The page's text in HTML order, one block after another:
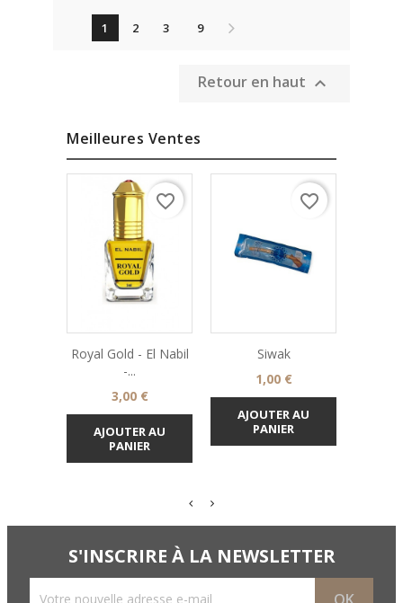
1 2 3 9
Retour en haut 
Meilleures Ventes
Royal Gold - El Nabil
-...
Prix
3,00 €
AJOUTER AU
PANIER
favorite_border
Siwak
Prix
1,00 €
AJOUTER AU
PANIER
favorite_border
S'INSCRIRE À LA NEWSLETTER